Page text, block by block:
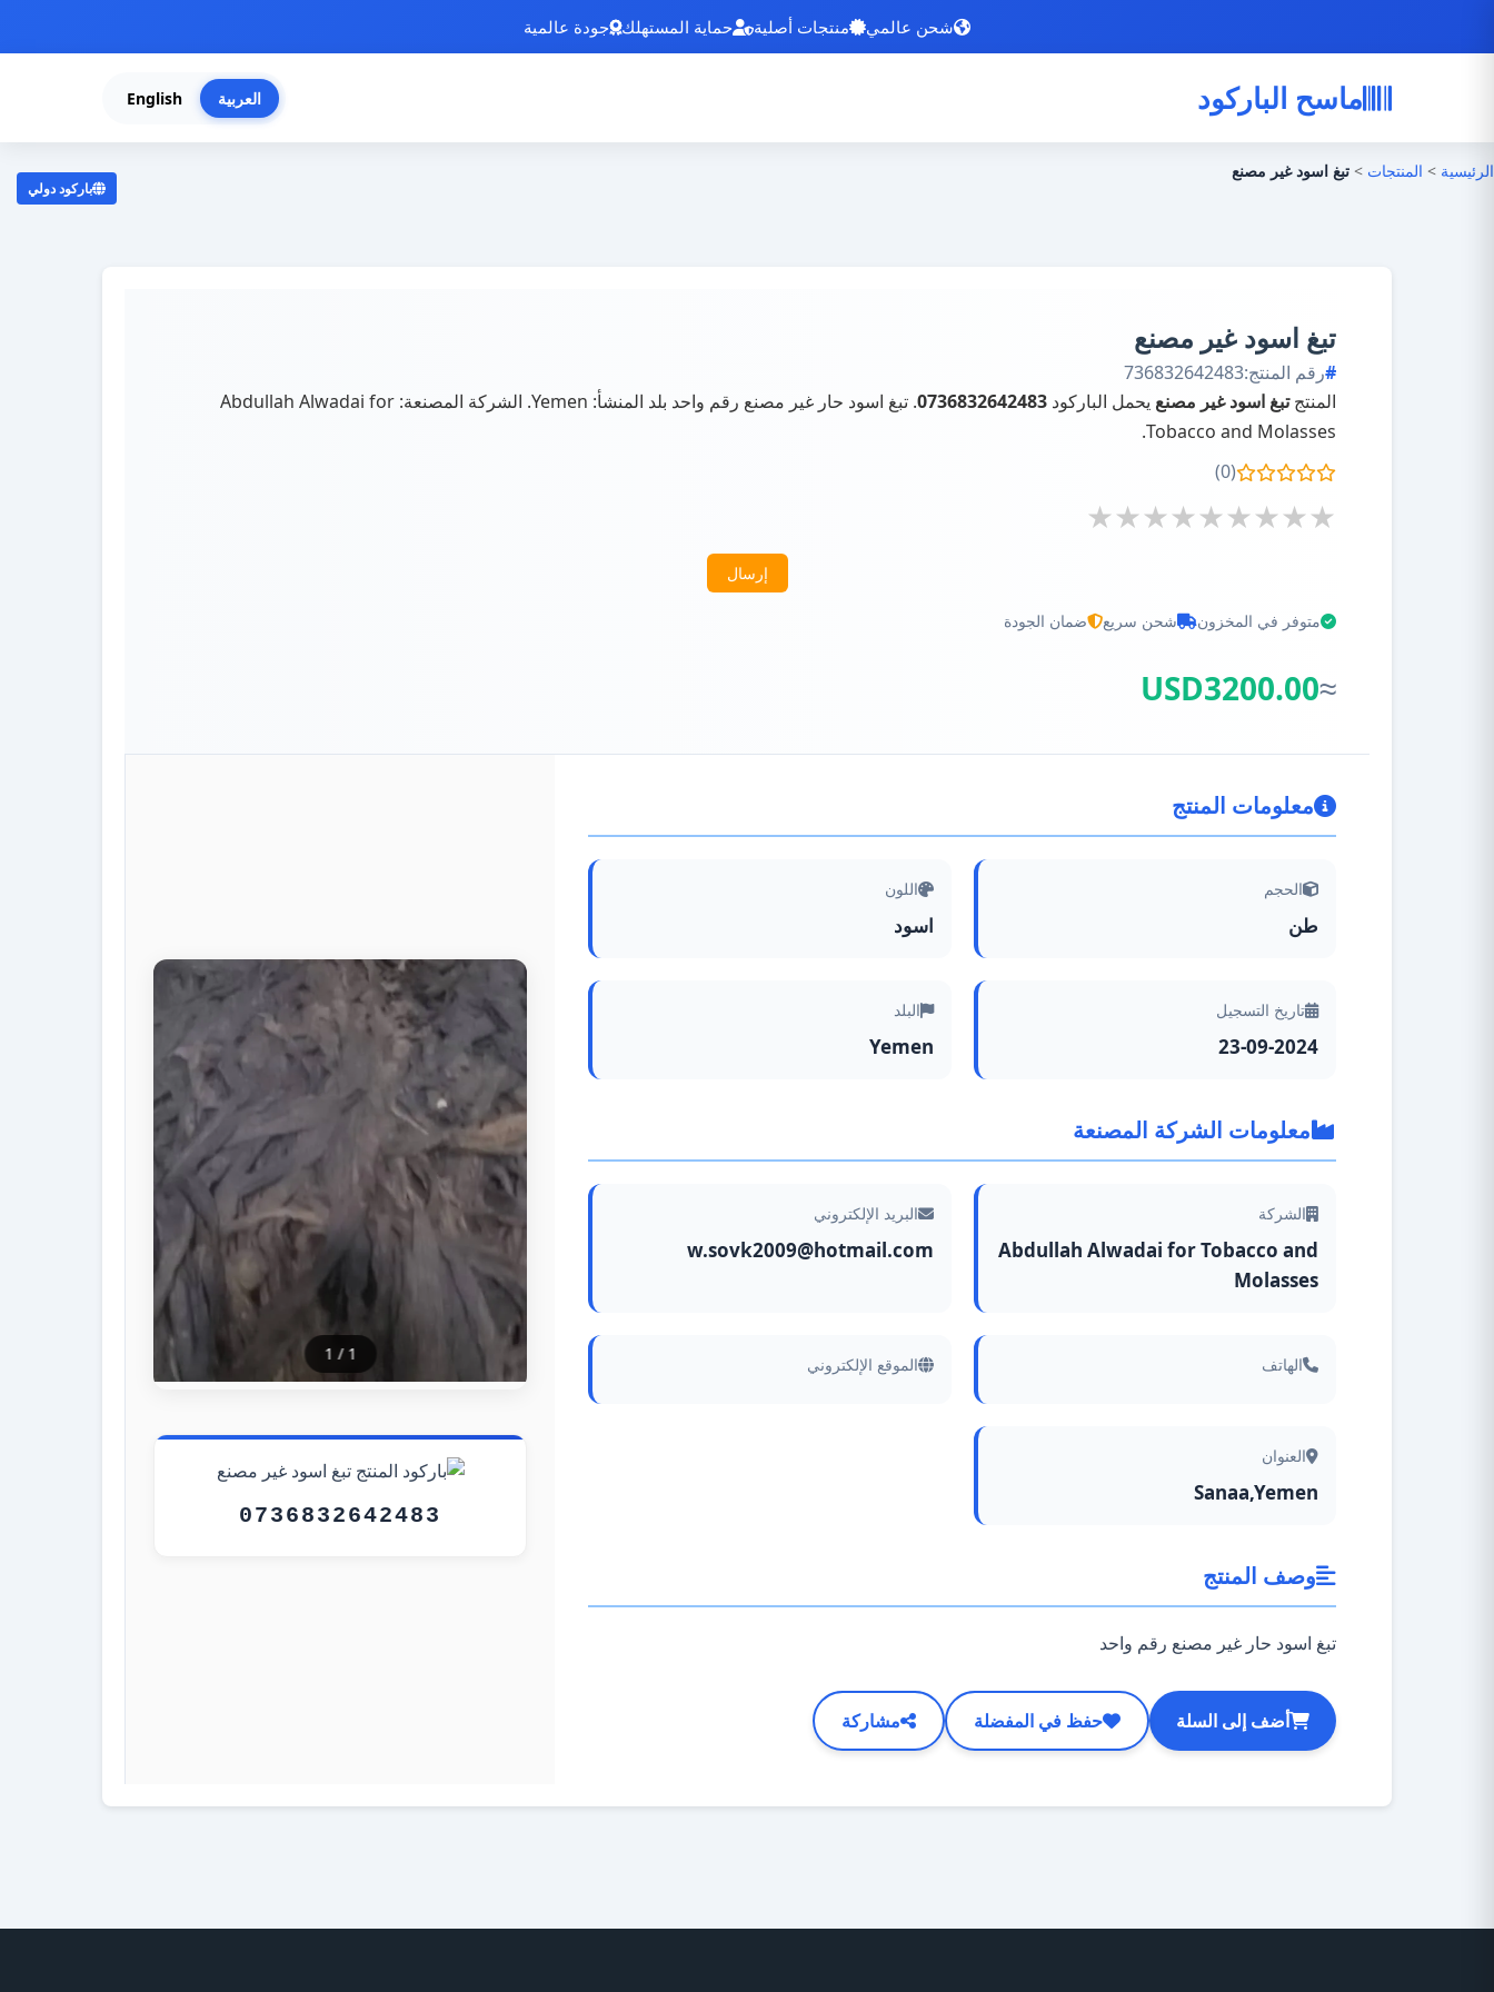
شحن عالمي منتجات أصلية حماية المستهلك جودة عالمية
ماسح الباركود العربية English
الرئيسية > المنتجات > تبغ اسود غير مصنع
باركود دولي
تبغ اسود غير مصنع
رقم المنتج:736832642483
المنتجتبغ اسود غير مصنع يحمل الباركود 0736832642483
. تبغ اسود حار غير مصنع رقم واحد بلد المنشأ: Yemen. الشركة المصنعة: Abdullah Alwadai for
Tobacco and Molasses.
(0)
إرسال
متوفر في المخزون شحن سريع ضمان الجودة
3200.00
USD
معلومات المنتج
الحجم
طن
اللون
اسود
تاريخ التسجيل
23-09-2024
البلد
Yemen
معلومات الشركة المصنعة
الشركة
Abdullah Alwadai for Tobacco and
Molasses
البريد الإلكتروني
w.sovk2009@hotmail.com
الهاتف الموقع الإلكتروني
العنوان
Sanaa,Yemen
وصف المنتج
تبغ اسود حار غير مصنع رقم واحد
أضف إلى السلة حفظ في المفضلة مشاركة
1
/
1
0736832642483